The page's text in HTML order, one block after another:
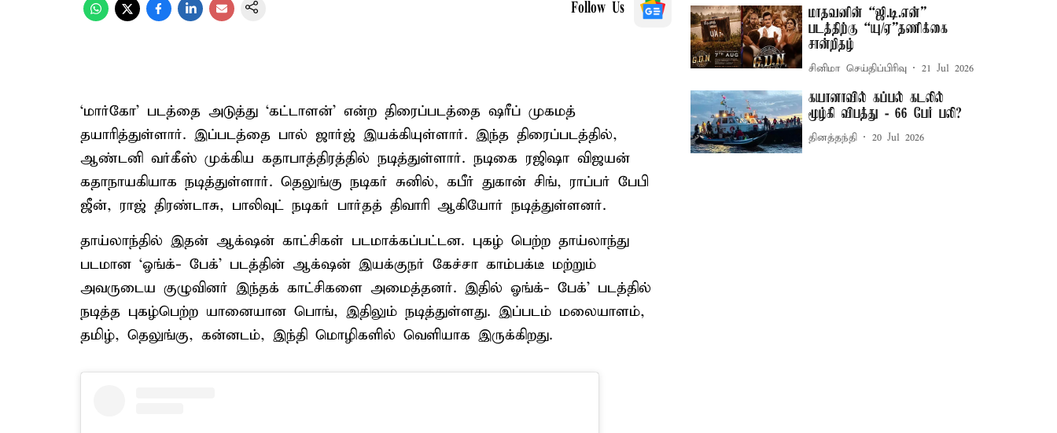
Follow Us
‘மார்கோ’ படத்தை அடுத்து ‘கட்டாளன்’ என்ற திரைப்படத்தை ஷரீப் முகமத்
தயாரித்துள்ளார். இப்படத்தை பால் ஜார்ஜ் இயக்கியுள்ளார். இந்த திரைப்படத்தில்,
ஆண்டனி வர்கீஸ் முக்கிய கதாபாத்திரத்தில் நடித்துள்ளார். நடிகை ரஜிஷா விஜயன்
கதாநாயகியாக நடித்துள்ளார். தெலுங்கு நடிகர் சுனில், கபீர் துகான் சிங், ராப்பர் பேபி
ஜீன், ராஜ் திரண்டாசு, பாலிவுட் நடிகர் பார்தத் திவாரி ஆகியோர் நடித்துள்ளனர்.
தாய்லாந்தில் இதன் ஆக்‌ஷன் காட்சிகள் படமாக்கப்பட்டன. புகழ் பெற்ற தாய்லாந்து
படமான ‘ஓங்க்- பேக்’ படத்தின் ஆக்‌ஷன் இயக்குநர் கேச்சா காம்பக்டீ மற்றும்
அவருடைய குழுவினர் இந்தக் காட்சிகளை அமைத்தனர். இதில் ஓங்க்- பேக்’ படத்தில்
நடித்த புகழ்பெற்ற யானையான பொங், இதிலும் நடித்துள்ளது. இப்படம் மலையாளம்,
தமிழ், தெலுங்கு, கன்னடம், இந்தி மொழிகளில் வெளியாக இருக்கிறது.
மாதவனின் “ஜி.டி.என்”
படத்திற்கு “யு/ஏ”தணிக்கை
சான்றிதழ்
சினிமா செய்திப்பிரிவு 21 Jul 2026
கயானாவில் கப்பல் கடலில்
மூழ்கி விபத்து - 66 பேர் பலி?
தினத்தந்தி 20 Jul 2026